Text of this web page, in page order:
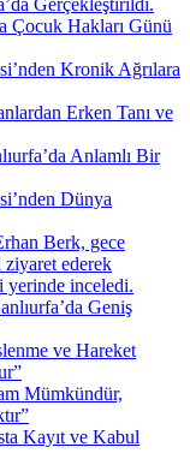
Çocuk Hakları Günü
Kronik Ağrılara
Erken Tanı ve
Anlamlı Bir
Dünya
Berk, gece
ederek
yerinde inceledi.
Geniş
ve Hareket
Mümkündür,
Kayıt ve Kabul